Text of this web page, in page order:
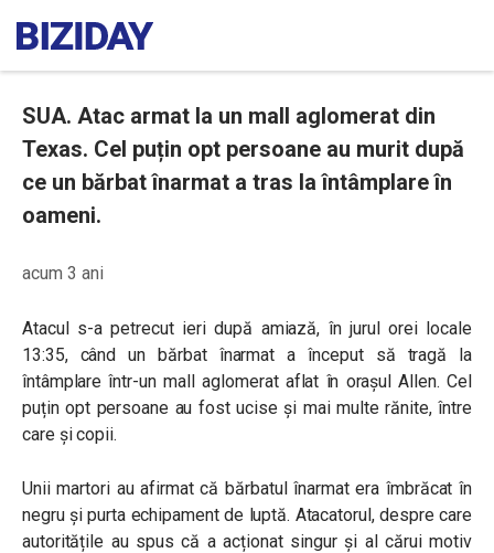
SUA. Atac armat la un mall aglomerat din
Texas. Cel puțin opt persoane au murit după
ce un bărbat înarmat a tras la întâmplare în
oameni.
acum 3 ani
Atacul s-a petrecut ieri după amiază, în jurul orei locale
13:35, când un bărbat înarmat a început să tragă la
întâmplare într-un mall aglomerat aflat în orașul Allen. Cel
puțin opt persoane au fost ucise și mai multe rănite, între
care și copii.
Unii martori au afirmat că bărbatul înarmat era îmbrăcat în
negru și purta echipament de luptă. Atacatorul, despre care
autoritățile au spus că a acționat singur și al cărui motiv